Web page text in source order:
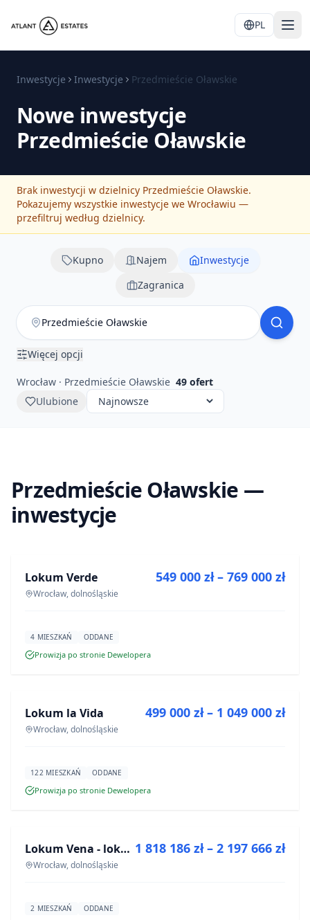
PL
Inwestycje Inwestycje Przedmieście Oławskie
Nowe inwestycje
Przedmieście Oławskie
Brak inwestycji w dzielnicy Przedmieście Oławskie.
Pokazujemy wszystkie inwestycje we Wrocławiu —
przefiltruj według dzielnicy.
Kupno Najem
Inwestycje
Zagranica
Więcej opcji
Wrocław · Przedmieście Oławskie 49 ofert
Ulubione
Przedmieście Oławskie —
inwestycje
INWESTYCJA
Lokum Verde
Wrocław, dolnośląskie
549 000 zł – 769 000 zł
4 MIESZKAŃ ODDANE
Prowizja po stronie Dewelopera
INWESTYCJA
Lokum la Vida
Wrocław, dolnośląskie
499 000 zł – 1 049 000 zł
122 MIESZKAŃ ODDANE
Prowizja po stronie Dewelopera
INWESTYCJA Lokum Vena - lokale użytkowe
Wrocław, dolnośląskie
1 818 186 zł – 2 197 666 zł
2 MIESZKAŃ ODDANE